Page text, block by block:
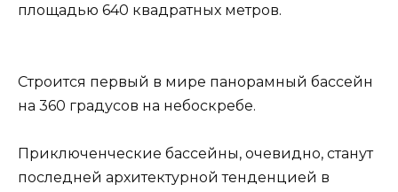
площадью 640 квадратных метров.
Строится первый в мире панорамный бассейн
на 360 градусов на небоскребе.
Приключенческие бассейны, очевидно, станут
последней архитектурной тенденцией в